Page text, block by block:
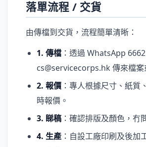
落單流程 / 交貨
由傳檔到交貨，流程簡單清晰：
1. 傳檔 ：透過 WhatsApp
cs@servicecorps.hk 傳來檔案
2. 報價 ：專人根據尺寸、紙質
時報價。
3. 睇稿 ：確認排版及顏色，冇
4. 生產 ：自設工廠印刷及後加